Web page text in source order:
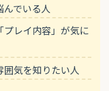
でいる人
レイ内容」が気に
囲気を知りたい人